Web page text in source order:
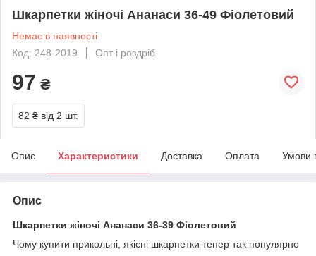
Шкарпетки жіночі Ананаси 36-49 Фіолетовий
Немає в наявності
Код: 248-2019
Опт і роздріб
97 ₴
82 ₴ від 2 шт.
Опис Характеристики Доставка Оплата Умови
Опис
Шкарпетки жіночі Ананаси 36-39 Фіолетовий
Чому купити прикольні, якісні шкарпетки тепер так популярно